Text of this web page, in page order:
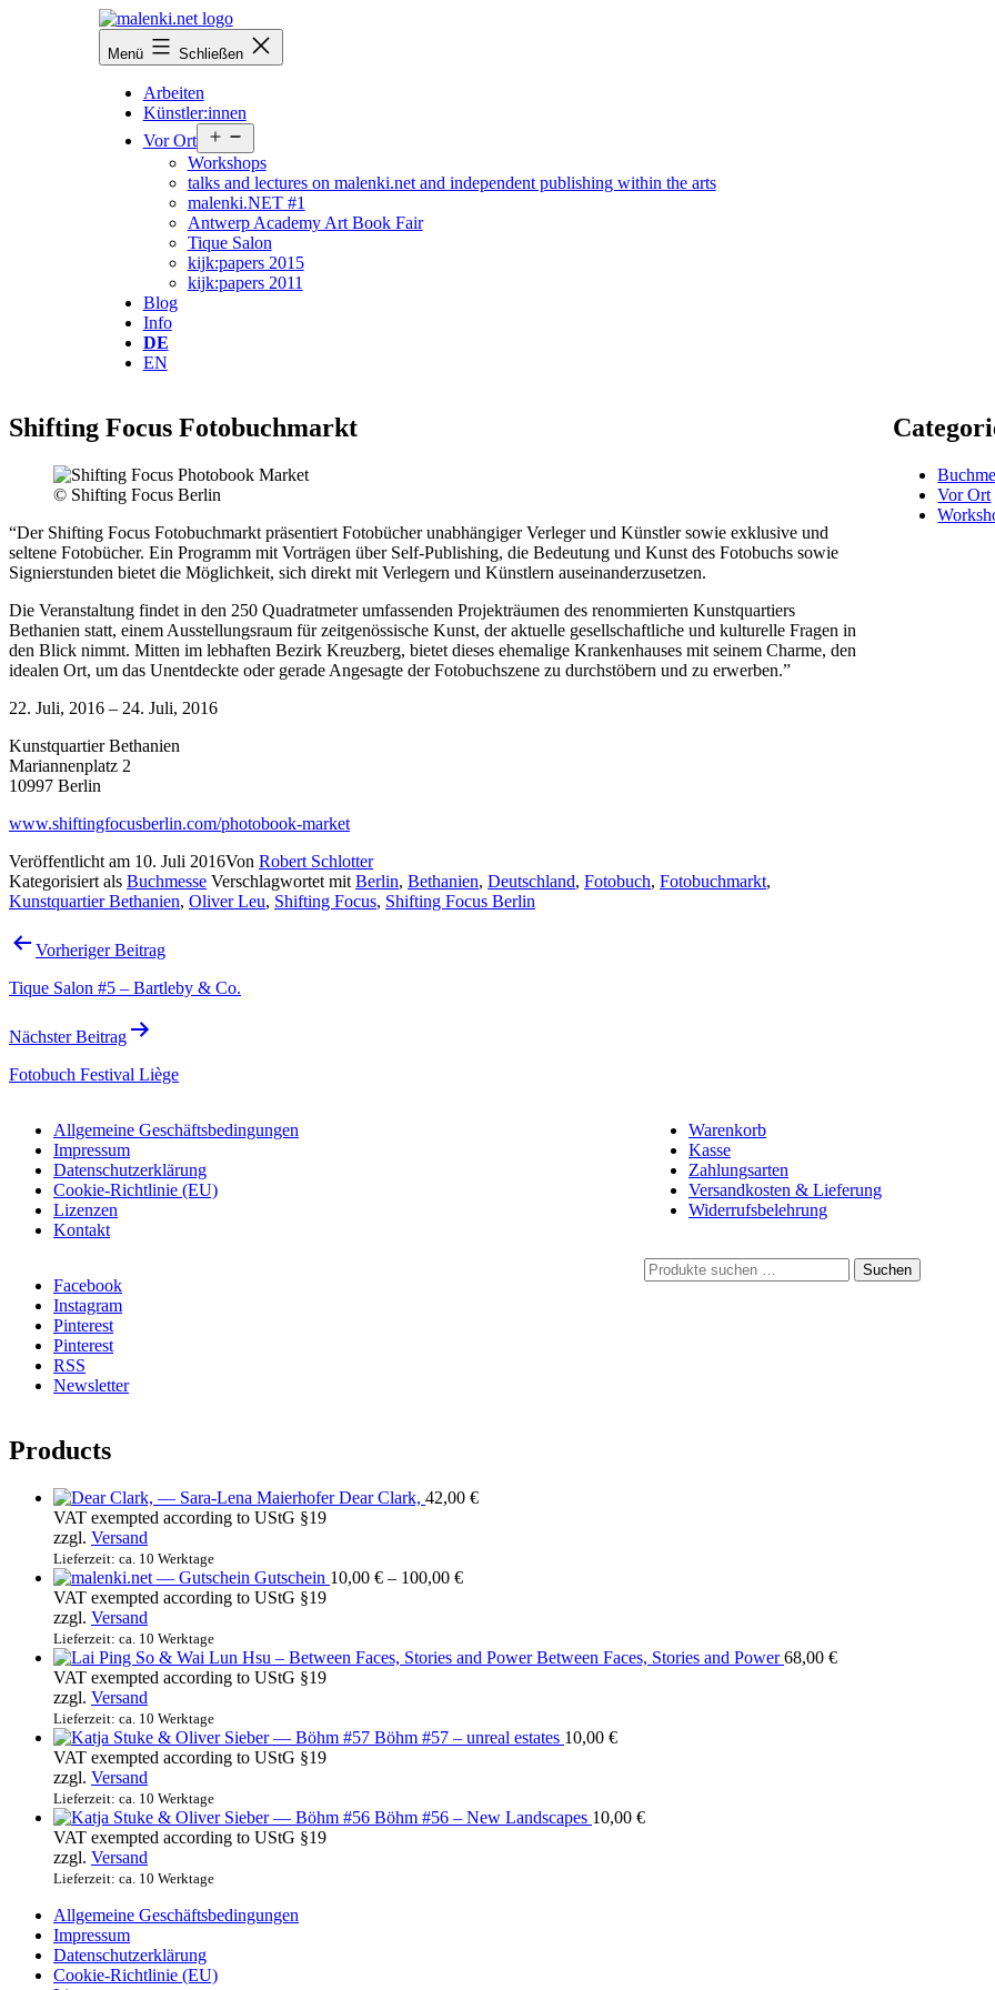
malenki.net
Menü Schließen
Arbeiten
Künstler:innen
Vor Ort
öffnen
Workshops
talks and lectures on malenki.net and independent publishing within the arts
malenki.NET #1
Antwerp Academy Art Book Fair
Tique Salon
kijk:papers 2015
kijk:papers 2011
Blog
Info
DE
EN
Shifting Focus Fotobuchmarkt
© Shifting Focus Berlin
“Der Shifting Focus Fotobuchmarkt präsentiert Fotobücher unabhängiger Verleger und Künstler sowie exklusive und
seltene Fotobücher. Ein Programm mit Vorträgen über Self-Publishing, die Bedeutung und Kunst des Fotobuchs sowie
Signierstunden bietet die Möglichkeit, sich direkt mit Verlegern und Künstlern auseinanderzusetzen.
Die Veranstaltung findet in den 250 Quadratmeter umfassenden Projekträumen des renommierten Kunstquartiers
Bethanien statt, einem Ausstellungsraum für zeitgenössische Kunst, der aktuelle gesellschaftliche und kulturelle Fragen in
den Blick nimmt. Mitten im lebhaften Bezirk Kreuzberg, bietet dieses ehemalige Krankenhauses mit seinem Charme, den
idealen Ort, um das Unentdeckte oder gerade Angesagte der Fotobuchszene zu durchstöbern und zu erwerben.”
22. Juli, 2016 – 24. Juli, 2016
Kunstquartier Bethanien
Mariannenplatz 2
10997 Berlin
www.shiftingfocusberlin.com/photobook-market
Veröffentlicht am 10. Juli 2016Von Robert Schlotter
Kategorisiert als Buchmesse Verschlagwortet mit Berlin, Bethanien, Deutschland, Fotobuch, Fotobuchmarkt,
Kunstquartier Bethanien, Oliver Leu, Shifting Focus, Shifting Focus Berlin
Beitragsnavigation
Vorheriger Beitrag
Tique Salon #5 – Bartleby & Co.
Nächster Beitrag
Fotobuch Festival Liège
Vor Ort
Allgemeine Geschäftsbedingungen
Impressum
Datenschutzerklärung
Cookie-Richtlinie (EU)
Lizenzen
Kontakt
Warenkorb
Kasse
Zahlungsarten
Versandkosten & Lieferung
Widerrufsbelehrung
Facebook
Instagram
Pinterest
Pinterest
RSS
Newsletter
S
u
Suchen
Products
Dear Clark, 42,00 €
VAT exempted according to UStG §19
zzgl. Versand
Lieferzeit: ca. 10 Werktage
Gutschein 10,00 € – 100,00 €Preisspanne:
VAT exempted according to UStG §19
zzgl. Versand
Lieferzeit: ca. 10 Werktage
Between Faces, Stories and Power 68,00 €
VAT exempted according to UStG §19
zzgl. Versand
Lieferzeit: ca. 10 Werktage
Böhm #57 – unreal estates 10,00 €
VAT exempted according to UStG §19
zzgl. Versand
Lieferzeit: ca. 10 Werktage
Böhm #56 – New Landscapes 10,00 €
VAT exempted according to UStG §19
zzgl. Versand
Lieferzeit: ca. 10 Werktage
Allgemeine Geschäftsbedingungen
Impressum
Datenschutzerklärung
Cookie-Richtlinie (EU)